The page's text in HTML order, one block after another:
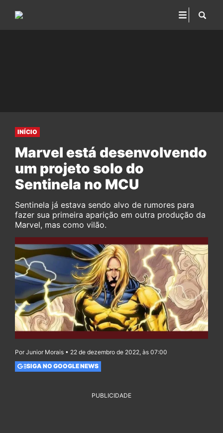
INÍCIO
Marvel está desenvolvendo
um projeto solo do
Sentinela no MCU
Sentinela já estava sendo alvo de rumores para
fazer sua primeira aparição em outra produção da
Marvel, mas como vilão.
Por Junior Morais • 22 de dezembro de 2022, às 07:00
SIGA NO GOOGLE NEWS
PUBLICIDADE